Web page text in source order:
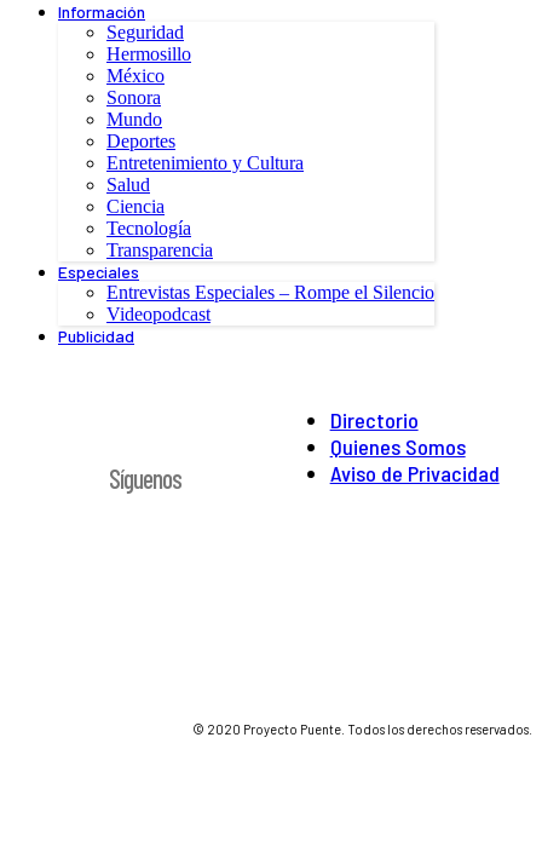
Información
Seguridad
Hermosillo
México
Sonora
Mundo
Deportes
Entretenimiento y Cultura
Salud
Ciencia
Tecnología
Transparencia
Especiales
Entrevistas Especiales – Rompe el Silencio
Videopodcast
Publicidad
Directorio
Quienes Somos
Aviso de Privacidad
Síguenos
© 2020 Proyecto Puente. Todos los derechos reservados.